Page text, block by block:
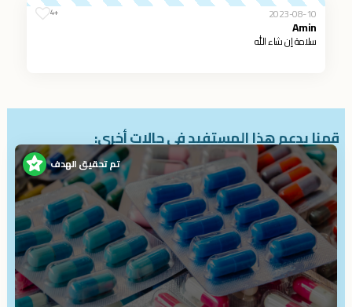
2023-08-10
+4
Amin
سلامة إن شاء الله
قمنا بدعم هذا المستفيد في حالات أخرى:
تم تحقيق الهدف